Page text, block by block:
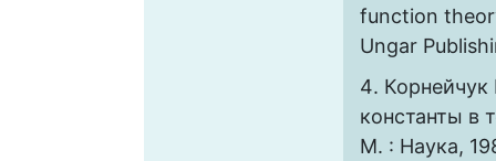
function
Ungar
константы в
М. : Наука,